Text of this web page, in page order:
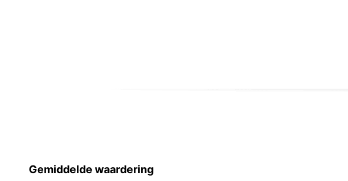
Gemiddelde waardering